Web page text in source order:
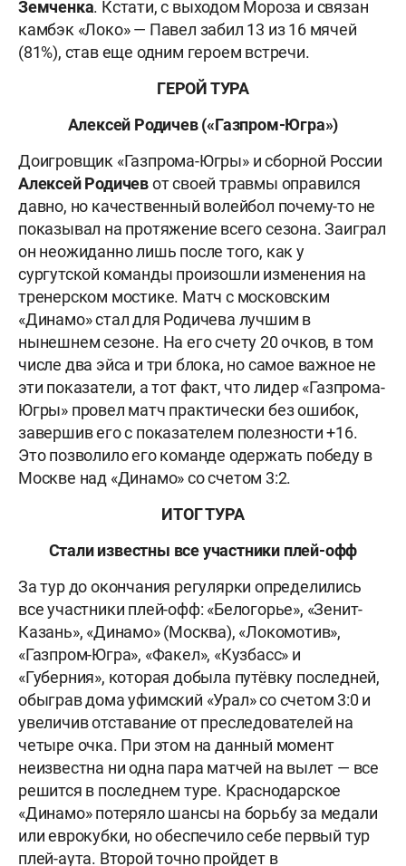
Земченка. Кстати, с выходом Мороза и связан
камбэк «Локо» — Павел забил 13 из 16 мячей
(81%), став еще одним героем встречи.
ГЕРОЙ ТУРА
Алексей Родичев («Газпром-Югра»)
Доигровщик «Газпрома-Югры» и сборной России
Алексей Родичевот своей травмы оправился
давно, но качественный волейбол почему-то не
показывал на протяжение всего сезона. Заиграл
он неожиданно лишь после того, как у
сургутской команды произошли изменения на
тренерском мостике. Матч с московским
«Динамо» стал для Родичева лучшим в
нынешнем сезоне. На его счету 20 очков, в том
числе два эйса и три блока, но самое важное не
эти показатели, а тот факт, что лидер «Газпрома-
Югры» провел матч практически без ошибок,
завершив его с показателем полезности +16.
Это позволило его команде одержать победу в
Москве над «Динамо» со счетом 3:2.
ИТОГ ТУРА
Стали известны все участники плей-офф
За тур до окончания регулярки определились
все участники плей-офф: «Белогорье», «Зенит-
Казань», «Динамо» (Москва), «Локомотив»,
«Газпром-Югра», «Факел», «Кузбасс» и
«Губерния», которая добыла путёвку последней,
обыграв дома уфимский «Урал» со счетом 3:0 и
увеличив отставание от преследователей на
четыре очка. При этом на данный момент
неизвестна ни одна пара матчей на вылет — все
решится в последнем туре. Краснодарское
«Динамо» потеряло шансы на борьбу за медали
или еврокубки, но обеспечило себе первый тур
плей-аута. Второй точно пройдет в